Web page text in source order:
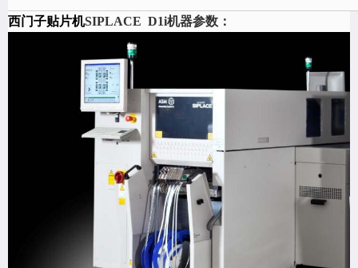
西门子贴片机SIPLACE D1i机器参数：